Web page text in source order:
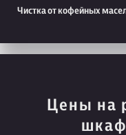
Чистка от кофейных
Цены на